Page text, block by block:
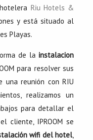
Riu Hotels &
y está situado al
Playas.
de lainstalacion
para resolver sus
una reunión con RIU
realizamos un
para detallar el
cliente, IPROOM se
wifi del hotel,